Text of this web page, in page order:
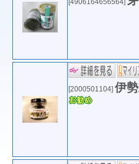
[4906164656564]
[2000501104] 伊